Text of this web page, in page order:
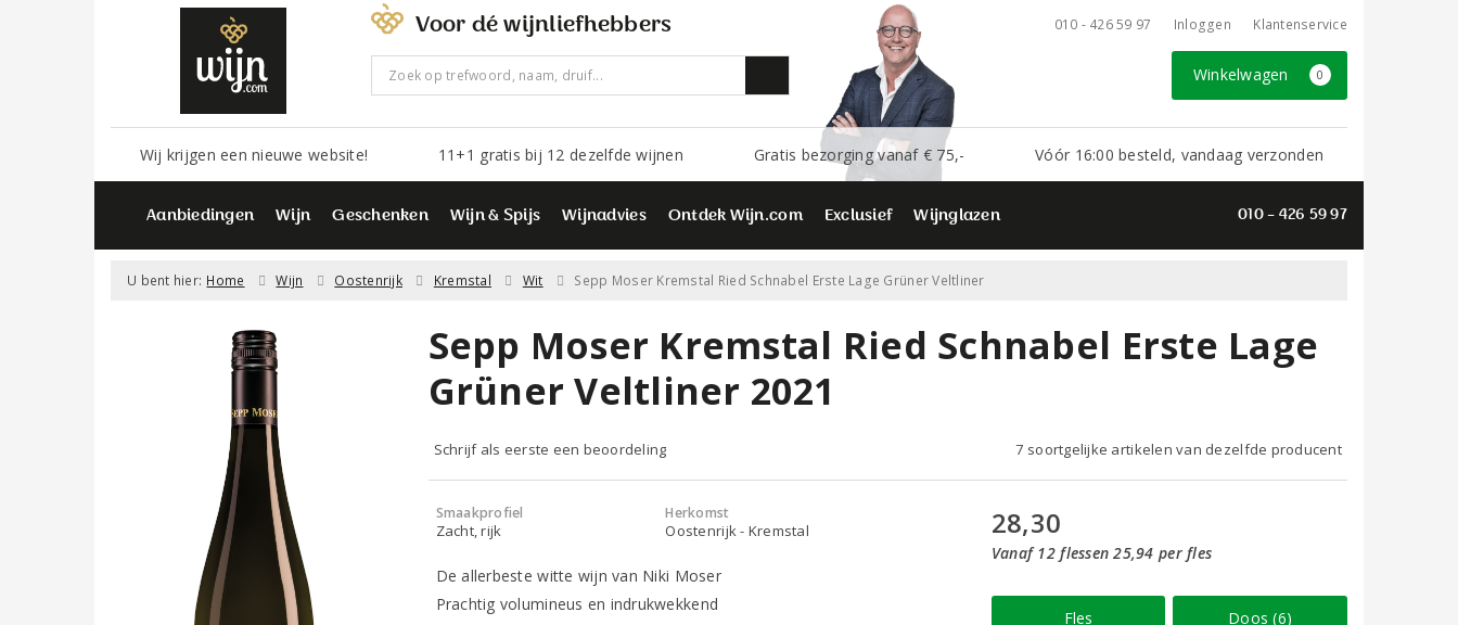
Voor dé wijnliefhebbers 010 - 426 59 97 Inloggen Klantenservice
Winkelwagen 0
Wij krijgen een nieuwe website! 11+1 gratis bij 12 dezelfde wijnen Gratis bezorging vanaf € 75,- Vóór 16:00 besteld, vandaag verzonden
Aanbiedingen Wijn Geschenken Wijn & Spijs Wijnadvies Ontdek Wijn.com Exclusief Wijnglazen 010 - 426 59 97
U bent hier: Home Wijn Oostenrijk Kremstal Wit Sepp Moser Kremstal Ried Schnabel Erste Lage Grüner Veltliner
Sepp Moser Kremstal Ried Schnabel Erste Lage
Grüner Veltliner 2021
Schrijf als eerste een beoordeling 7 soortgelijke artikelen van dezelfde producent
Smaakprofiel
Zacht, rijk
Herkomst
Oostenrijk - Kremstal
De allerbeste witte wijn van Niki Moser
Prachtig volumineus en indrukwekkend
28,30
Vanaf 12 flessen 25,94 per fles
Fles Doos (6)